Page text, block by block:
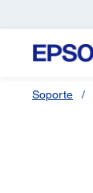
Soporte